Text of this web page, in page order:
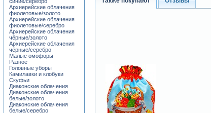
Архиерейские облачения
фиолетовые/золото
Архиерейские облачения
фиолетовые/серебро
Архиерейские облачения
чёрные/золото
Архиерейские облачения
чёрные/серебро
Малые омофоры
Разное
Головные уборы
Камилавки и клобуки
Скуфьи
Диаконские облачения
Диаконские облачения
белые/золото
Диаконские облачения
белые/серебро